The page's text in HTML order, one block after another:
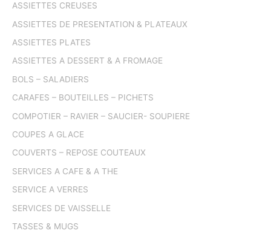
ASSIETTES CREUSES
ASSIETTES DE PRESENTATION & PLATEAUX
ASSIETTES PLATES
ASSIETTES A DESSERT & A FROMAGE
BOLS – SALADIERS
CARAFES – BOUTEILLES – PICHETS
COMPOTIER – RAVIER – SAUCIER- SOUPIERE
COUPES A GLACE
COUVERTS – REPOSE COUTEAUX
SERVICES A CAFE & A THE
SERVICE A VERRES
SERVICES DE VAISSELLE
TASSES & MUGS